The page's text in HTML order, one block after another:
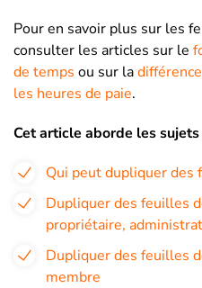
Pour en savoir plus sur les
consulter les articles sur le
de temps ou sur la
les heures de paie.
Cet article aborde les
Qui peut dupliquer des
Dupliquer des feuilles
propriétaire,
Dupliquer des feuilles
membre